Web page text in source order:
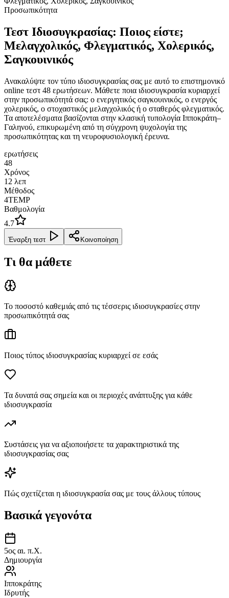
Προσωπικότητα
Τεστ Ιδιοσυγκρασίας: Ποιος είστε;
Μελαγχολικός, Φλεγματικός, Χολερικός,
Σαγκουινικός
Ανακαλύψτε τον τύπο ιδιοσυγκρασίας σας με αυτό το επιστημονικό
online τεστ 48 ερωτήσεων. Μάθετε ποια ιδιοσυγκρασία κυριαρχεί
στην προσωπικότητά σας: ο ενεργητικός σαγκουινικός, ο ενεργός
χολερικός, ο στοχαστικός μελαγχολικός ή ο σταθερός φλεγματικός.
Τα αποτελέσματα βασίζονται στην κλασική τυπολογία Ιπποκράτη–
Γαληνού, επικυρωμένη από τη σύγχρονη ψυχολογία της
προσωπικότητας και τη νευροφυσιολογική έρευνα.
ερωτήσεις
48
Χρόνος
12 λεπ
Μέθοδος
4TEMP
Βαθμολογία
4.7
Έναρξη τεστ Κοινοποίηση
Τι θα μάθετε
Το ποσοστό καθεμιάς από τις τέσσερις ιδιοσυγκρασίες στην
προσωπικότητά σας
Ποιος τύπος ιδιοσυγκρασίας κυριαρχεί σε εσάς
Τα δυνατά σας σημεία και οι περιοχές ανάπτυξης για κάθε
ιδιοσυγκρασία
Συστάσεις για να αξιοποιήσετε τα χαρακτηριστικά της
ιδιοσυγκρασίας σας
Πώς σχετίζεται η ιδιοσυγκρασία σας με τους άλλους τύπους
Βασικά γεγονότα
5ος αι. π.Χ.
Δημιουργία
Ιπποκράτης
Ιδρυτής